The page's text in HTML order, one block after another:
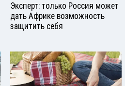
Эксперт: только Россия может
дать Африке возможность
защитить себя